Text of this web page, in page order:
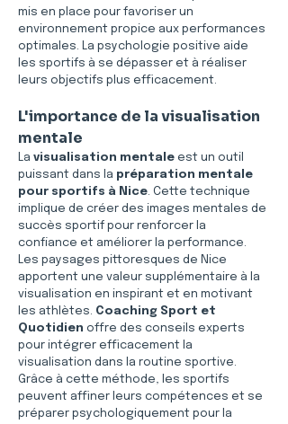
mis en place pour favoriser un
environnement propice aux performances
optimales. La psychologie positive aide
les sportifs à se dépasser et à réaliser
leurs objectifs plus efficacement.
L'importance de la visualisation
mentale
La visualisation mentale est un outil
puissant dans la préparation mentale
pour sportifs à Nice. Cette technique
implique de créer des images mentales de
succès sportif pour renforcer la
confiance et améliorer la performance.
Les paysages pittoresques de Nice
apportent une valeur supplémentaire à la
visualisation en inspirant et en motivant
les athlètes. Coaching Sport et
Quotidien offre des conseils experts
pour intégrer efficacement la
visualisation dans la routine sportive.
Grâce à cette méthode, les sportifs
peuvent affiner leurs compétences et se
préparer psychologiquement pour la